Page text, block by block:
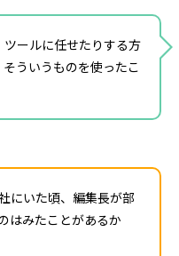
ールに任せたりする方
ういうものを使ったこ
にいた頃、編集長が部
はみたことがあるか